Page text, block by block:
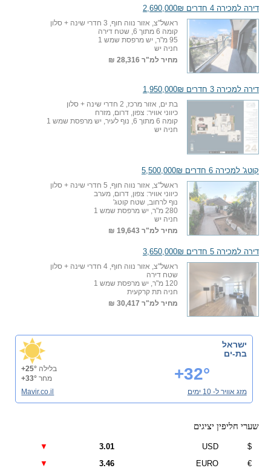
דירה למכירה 4 חדרים 2,690,000₪
ראשל"צ, אזור נווה חוף, 3 חדרי שינה + סלון
קומה 6 מתוך 6, שטח דירה
95 מ"ר, יש מרפסת שמש 1
חניה יש
מחיר למ"ר 28,316 ₪
דירה למכירה 3 חדרים 1,950,000₪
בת ים, אזור מרכז, 2 חדרי שינה + סלון
כיווני אוויר: צפון, דרום, מזרח
קומה 6 מתוך 6, נוף לעיר, יש מרפסת שמש 1
חניה יש
קוטג' למכירה 6 חדרים 5,500,000₪
ראשל"צ, אזור נווה חוף, 5 חדרי שינה + סלון
כיווני אוויר: צפון, דרום, מערב
נוף לרחוב, שטח קוטג'
280 מ"ר, יש מרפסת שמש 1
חניה יש
מחיר למ"ר 19,643 ₪
דירה למכירה 5 חדרים 3,650,000₪
ראשל"צ, אזור נווה חוף, 4 חדרי שינה + סלון
שטח דירה
120 מ"ר, יש מרפסת שמש 1
חניה תת קרקעית
מחיר למ"ר 30,417 ₪
ישראל
בת-ים
+32° בלילה +25°
מחר +33°
מזג אוויר ל- 10 ימים
Mavir.co.il
שערי חליפין יציגים
$
USD
3.01
▼
€
EURO
3.46
▼